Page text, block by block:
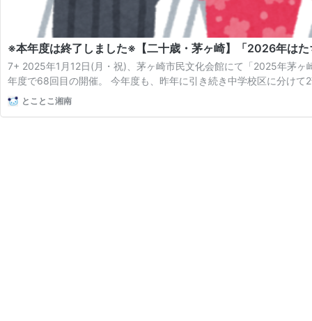
※本年度は終了しました※【二十歳・茅ヶ崎】「2026年はた
7+ 2025年1月12日(月・祝)、茅ヶ崎市民文化会館にて「2025年茅
年度で68回目の開催。 今年度も、昨年に引き続き中学校区に分け
とことこ湘南